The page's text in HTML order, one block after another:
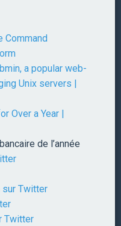
Command
a popular web-
Unix servers |
Over a Year |
de l’année
sur Twitter
Twitter